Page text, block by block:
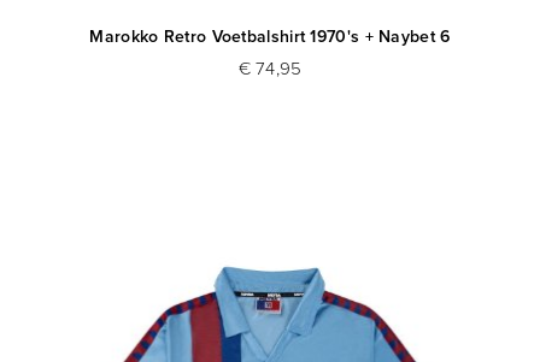
Marokko Retro Voetbalshirt 1970's + Naybet 6
€ 74,95